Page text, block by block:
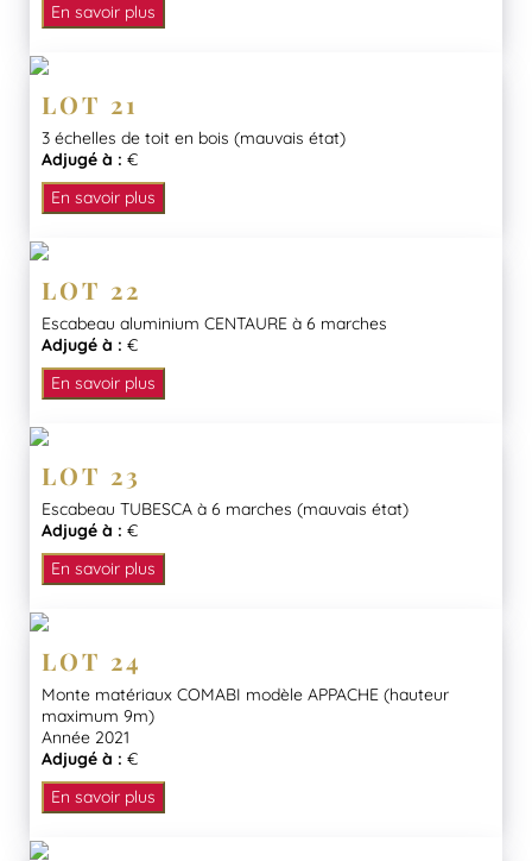
En savoir plus
LOT 21
3 échelles de toit en bois (mauvais état)
Adjugé à : €
En savoir plus
LOT 22
Escabeau aluminium CENTAURE à 6 marches
Adjugé à : €
En savoir plus
LOT 23
Escabeau TUBESCA à 6 marches (mauvais état)
Adjugé à : €
En savoir plus
LOT 24
Monte matériaux COMABI modèle APPACHE (hauteur
maximum 9m)
Année 2021
Adjugé à : €
En savoir plus